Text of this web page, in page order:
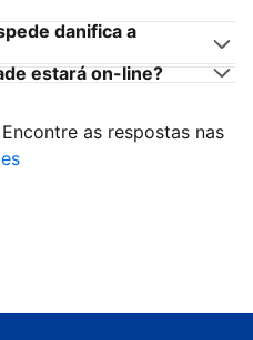
danifica a
estará on-line?
as respostas nas